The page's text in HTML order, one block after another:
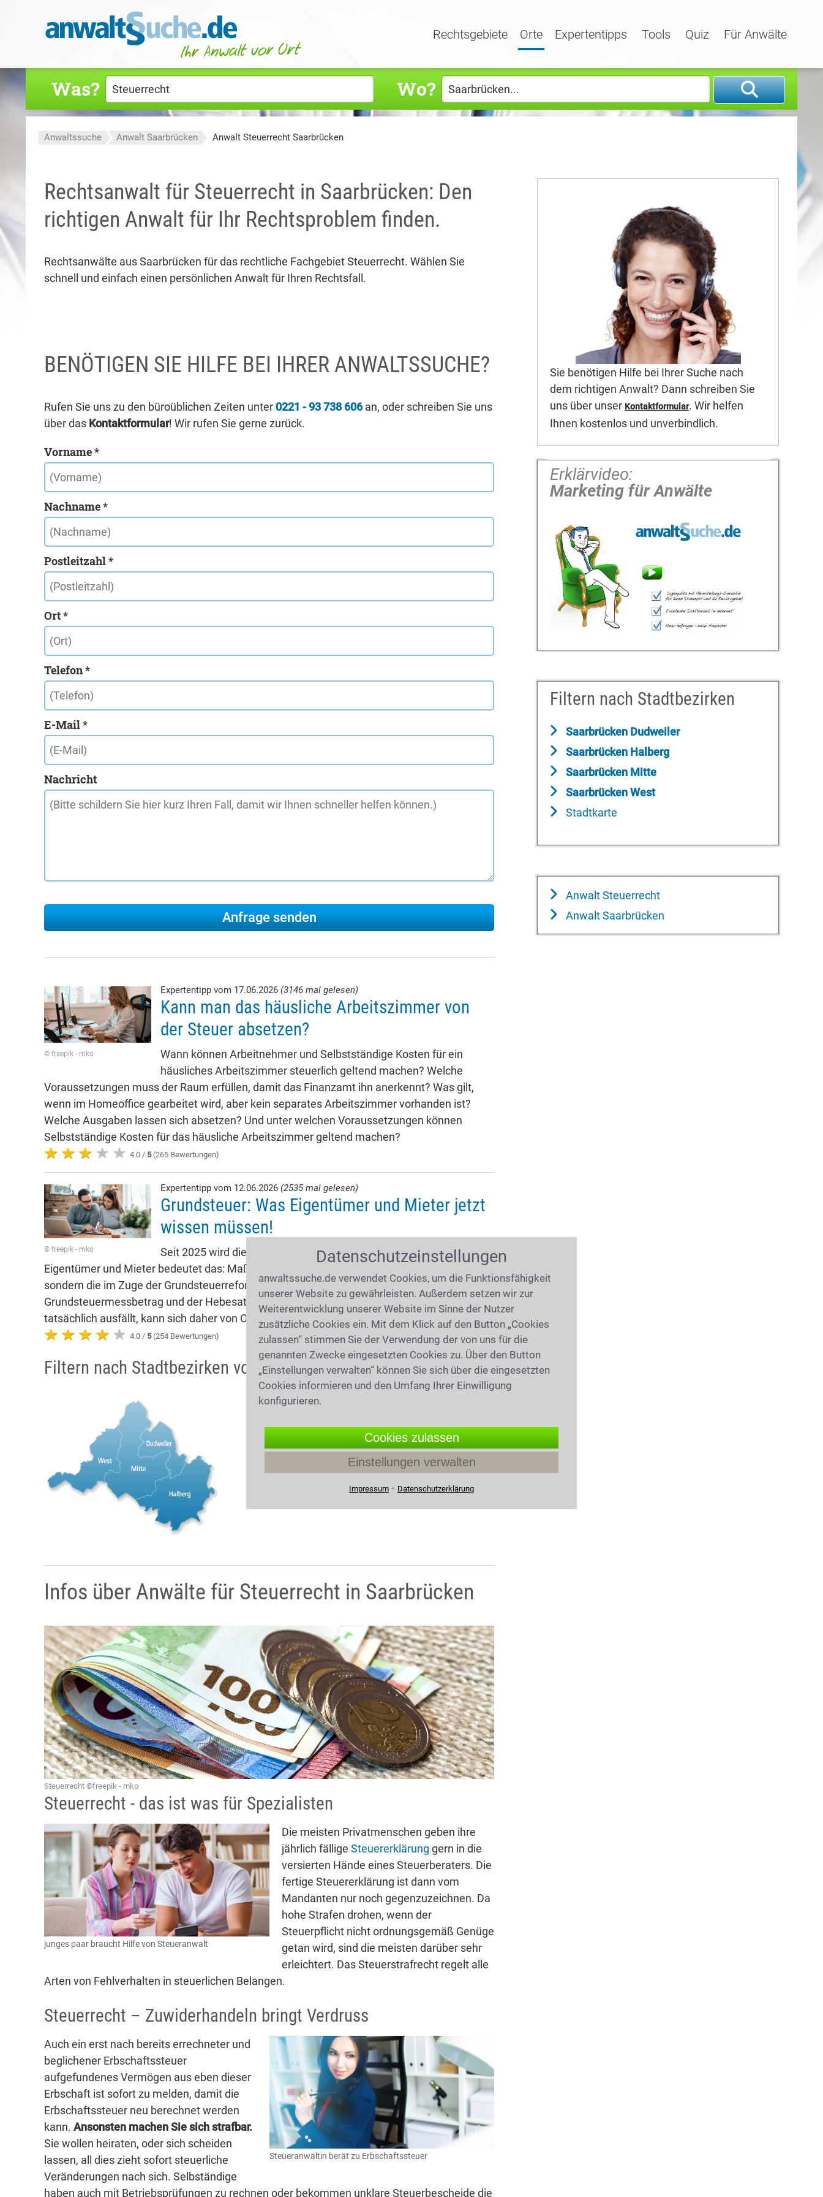
Rechtsgebiete Orte Expertentipps Tools Quiz Für Anwälte
Was? Wo?
Anwaltssuche Anwalt Saarbrücken Anwalt Steuerrecht Saarbrücken
Rechtsanwalt für Steuerrecht in Saarbrücken: Den
richtigen Anwalt für Ihr Rechtsproblem finden.
Rechtsanwälte aus Saarbrücken für das rechtliche Fachgebiet Steuerrecht. Wählen Sie
schnell und einfach einen persönlichen Anwalt für Ihren Rechtsfall.
BENÖTIGEN SIE HILFE BEI IHRER ANWALTSSUCHE?
Rufen Sie uns zu den büroüblichen Zeiten unter 0221 - 93 738 606an, oder schreiben Sie uns
über das Kontaktformular! Wir rufen Sie gerne zurück.
Vorname *
Nachname *
Postleitzahl *
Ort *
Telefon *
E-Mail *
Nachricht
© freepik - mko
Expertentipp vom 17.06.2026 (3146 mal gelesen)
Kann man das häusliche Arbeitszimmer von
der Steuer absetzen?
Wann können Arbeitnehmer und Selbstständige Kosten für ein
häusliches Arbeitszimmer steuerlich geltend machen? Welche
Voraussetzungen muss der Raum erfüllen, damit das Finanzamt ihn anerkennt? Was gilt,
wenn im Homeoffice gearbeitet wird, aber kein separates Arbeitszimmer vorhanden ist?
Welche Ausgaben lassen sich absetzen? Und unter welchen Voraussetzungen können
Selbstständige Kosten für das häusliche Arbeitszimmer geltend machen?
4.0 / 5(265 Bewertungen)
© freepik - mko
Expertentipp vom 12.06.2026 (2535 mal gelesen)
Grundsteuer: Was Eigentümer und Mieter jetzt
wissen müssen!
Seit 2025 wird die Grundsteuer nach neuen Regeln erhoben. Für
Eigentümer und Mieter bedeutet das: Maßgeblich sind nicht mehr die alten Einheitswerte,
sondern die im Zuge der Grundsteuerreform neu festgestellten Werte, der
Grundsteuermessbetrag und der Hebesatz der jeweiligen Gemeinde. Wie hoch die Belastung
tatsächlich ausfällt, kann sich daher von Ort zu Ort deutlich unterscheiden.
4.0 / 5(254 Bewertungen)
Filtern nach Stadtbezirken von Saarbrücken
Infos über Anwälte für Steuerrecht in Saarbrücken
Steuerrecht ©freepik - mko
Steuerrecht - das ist was für Spezialisten
junges paar braucht Hilfe von Steueranwalt
Die meisten Privatmenschen geben ihre
jährlich fällige Steuererklärung gern in die
versierten Hände eines Steuerberaters. Die
fertige Steuererklärung ist dann vom
Mandanten nur noch gegenzuzeichnen. Da
hohe Strafen drohen, wenn der
Steuerpflicht nicht ordnungsgemäß Genüge
getan wird, sind die meisten darüber sehr
erleichtert. Das Steuerstrafrecht regelt alle
Arten von Fehlverhalten in steuerlichen Belangen.
Steuerrecht – Zuwiderhandeln bringt Verdruss
Steueranwältin berät zu Erbschaftssteuer
Auch ein erst nach bereits errechneter und
beglichener Erbschaftssteuer
aufgefundenes Vermögen aus eben dieser
Erbschaft ist sofort zu melden, damit die
Erbschaftssteuer neu berechnet werden
kann. Ansonsten machen Sie sich strafbar.
Sie wollen heiraten, oder sich scheiden
lassen, all dies zieht sofort steuerliche
Veränderungen nach sich. Selbständige
haben auch mit Betriebsprüfungen zu rechnen oder bekommen unklare Steuerbescheide die
Sie benötigen Hilfe bei Ihrer Suche nach
dem richtigen Anwalt? Dann schreiben Sie
uns über unser Kontaktformular. Wir helfen
Ihnen kostenlos und unverbindlich.
Erklärvideo:
Marketing für Anwälte
Filtern nach Stadtbezirken
Saarbrücken Dudweiler
Saarbrücken Halberg
Saarbrücken Mitte
Saarbrücken West
Stadtkarte
Anwalt Steuerrecht
Anwalt Saarbrücken
Datenschutzeinstellungen
anwaltssuche.de verwendet Cookies, um die Funktionsfähigkeit
unserer Website zu gewährleisten. Außerdem setzen wir zur
Weiterentwicklung unserer Website im Sinne der Nutzer
zusätzliche Cookies ein. Mit dem Klick auf den Button „Cookies
zulassen“ stimmen Sie der Verwendung der von uns für die
genannten Zwecke eingesetzten Cookies zu. Über den Button
„Einstellungen verwalten“ können Sie sich über die eingesetzten
Cookies informieren und den Umfang Ihrer Einwilligung
konfigurieren.
Cookies zulassen
Einstellungen verwalten
Impressum ⁃ Datenschutzerklärung